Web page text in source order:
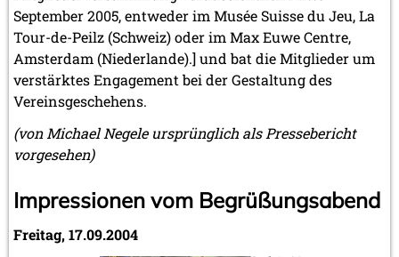
September 2005, entweder im Musée Suisse du Jeu, La
Tour-de-Peilz (Schweiz) oder im Max Euwe Centre,
Amsterdam (Niederlande).] und bat die Mitglieder um
verstärktes Engagement bei der Gestaltung des
Vereinsgeschehens.
(von Michael Negele ursprünglich als Pressebericht
vorgesehen)
Impressionen vom Begrüßungsabend
Freitag, 17.09.2004